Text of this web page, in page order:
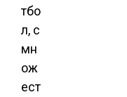
тбо
л, с
мн
ож
ест